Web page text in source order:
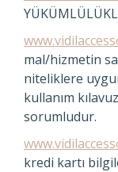
mal/hizmetin
niteliklere
kullanım
sorumludur.
kredi kartı